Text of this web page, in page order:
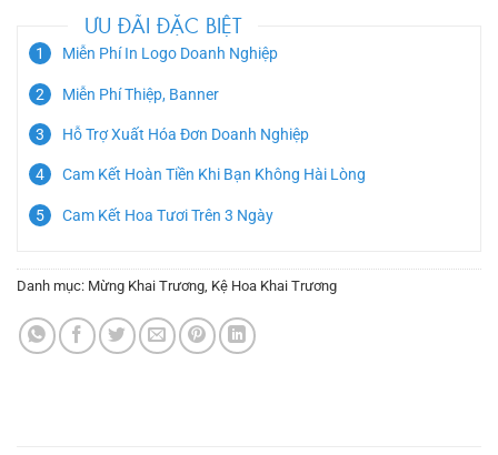
ƯU ĐÃI ĐẶC BIỆT
Miễn Phí In Logo Doanh Nghiệp
Miễn Phí Thiệp, Banner
Hỗ Trợ Xuất Hóa Đơn Doanh Nghiệp
Cam Kết Hoàn Tiền Khi Bạn Không Hài Lòng
Cam Kết Hoa Tươi Trên 3 Ngày
Danh mục: Mừng Khai Trương, Kệ Hoa Khai Trương